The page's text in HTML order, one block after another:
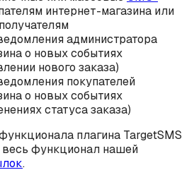
интернет-магазина или
администратора
о новых событиях
нового заказа)
покупателей
о новых событиях
статуса заказа)
плагина TargetSMS
функционал нашей
.